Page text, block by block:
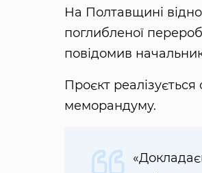
На Полтавщині
поглибленої
повідомив начальник
Проєкт
меморандуму.